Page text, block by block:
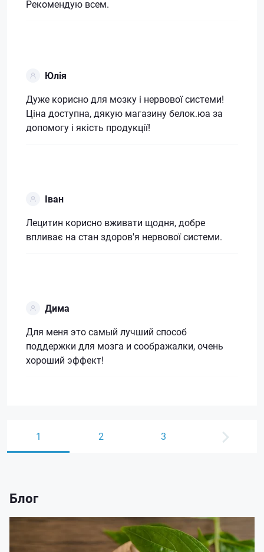
Рекомендую всем.
Юлія
Дуже корисно для мозку і нервової системи!
Ціна доступна, дякую магазину белок.юа за
допомогу і якість продукції!
Іван
Лецитин корисно вживати щодня, добре
впливає на стан здоров'я нервової системи.
Дима
Для меня это самый лучший способ
поддержки для мозга и соображалки, очень
хороший эффект!
1 2 3
Блог